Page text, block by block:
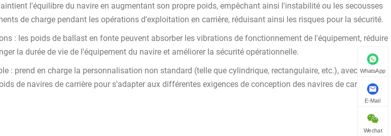
l'équilibre du navire en augmentant son propre poids, empêchant ainsi l'instabilité ou les secousses
de charge pendant les opérations d'exploitation en carrière, réduisant ainsi les risques pour la sécurité.
: les poids de ballast en fonte peuvent absorber les vibrations de fonctionnement de l'équipement, réduire
la durée de vie de l'équipement du navire et améliorer la sécurité opérationnelle.
: prend en charge la personnalisation non standard (telle que cylindrique, rectangulaire, etc.), avec une
de navires de carrière pour s'adapter aux différentes exigences de conception des navires de carrière.
WhatsApp
E-Mail
Wechat